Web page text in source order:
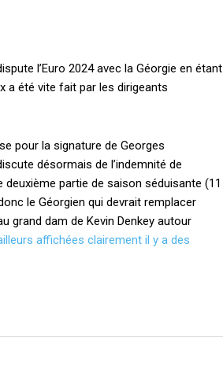
l’Euro 2024 avec la Géorgie en étant
a été vite fait par les dirigeants
pour la signature de Georges
désormais de l’indemnité de
partie de saison séduisante (11
le Géorgien qui devrait remplacer
grand dam de Kevin Denkey autour
affichées clairement il y a des